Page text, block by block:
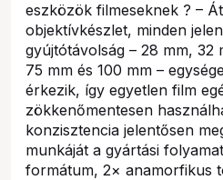
eszközök filmeseknek ? –
objektívkészlet, minden
gyújtótávolság – 28 mm, 32
75 mm és 100 mm –
érkezik, így egyetlen film
zökkenőmentesen
konzisztencia jelentősen
munkáját a gyártási
formátum, 2× anamorfikus